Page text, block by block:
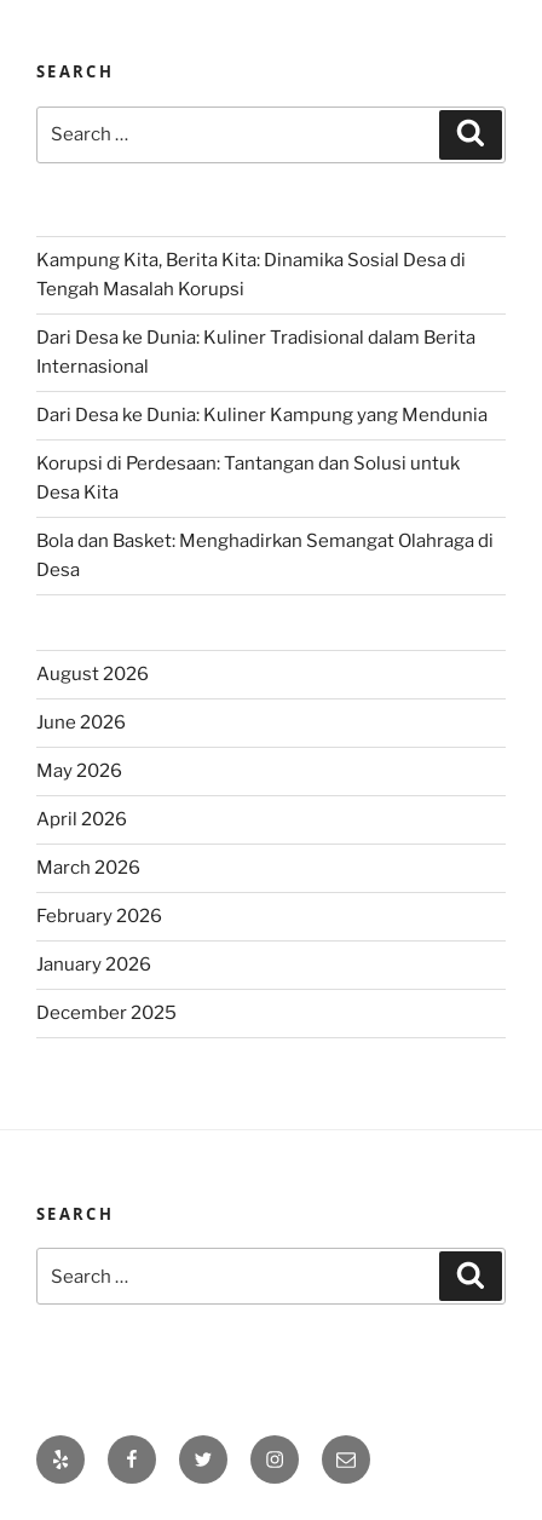
SEARCH
Kampung Kita, Berita Kita: Dinamika Sosial Desa di
Tengah Masalah Korupsi
Dari Desa ke Dunia: Kuliner Tradisional dalam Berita
Internasional
Dari Desa ke Dunia: Kuliner Kampung yang Mendunia
Korupsi di Perdesaan: Tantangan dan Solusi untuk
Desa Kita
Bola dan Basket: Menghadirkan Semangat Olahraga di
Desa
August 2026
June 2026
May 2026
April 2026
March 2026
February 2026
January 2026
December 2025
SEARCH
for:
Yelp FacebookTwitter InstagramEmail